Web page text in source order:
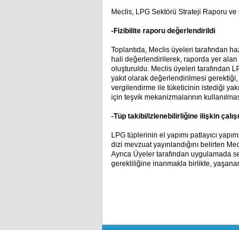
Meclis, LPG Sektörü Strateji Raporu
-Fizibilite raporu değerlendirildi
Toplantıda, Meclis üyeleri tarafından
hali değerlendirilerek, raporda yer alan
oluşturuldu. Meclis üyeleri tarafından
yakıt olarak değerlendirilmesi
vergilendirme ile tüketicinin istediği
için teşvik mekanizmalarının
-Tüp takibi/izlenebilirliğine ilişkin
LPG tüplerinin el yapımı patlayıcı
dizi mevzuat yayınlandığını belirten
Ayrıca Üyeler tarafından uygulamada
gerekliliğine inanmakla birlikte,